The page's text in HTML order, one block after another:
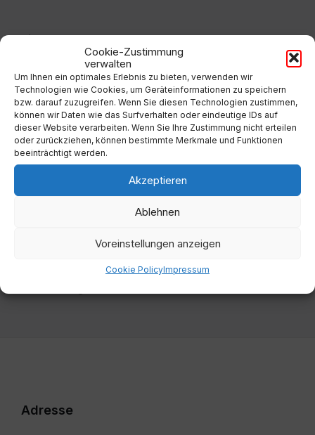
Cookie-Zustimmung
verwalten
Um Ihnen ein optimales Erlebnis zu bieten, verwenden wir
Technologien wie Cookies, um Geräteinformationen zu speichern
bzw. darauf zuzugreifen. Wenn Sie diesen Technologien zustimmen,
können wir Daten wie das Surfverhalten oder eindeutige IDs auf
dieser Website verarbeiten. Wenn Sie Ihre Zustimmung nicht erteilen
oder zurückziehen, können bestimmte Merkmale und Funktionen
beeinträchtigt werden.
Akzeptieren
Ablehnen
Voreinstellungen anzeigen
Cookie PolicyImpressum
Filter
Von:
Bis:
Filter
Adresse